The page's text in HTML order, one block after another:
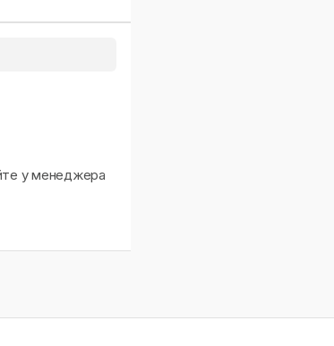
у менеджера